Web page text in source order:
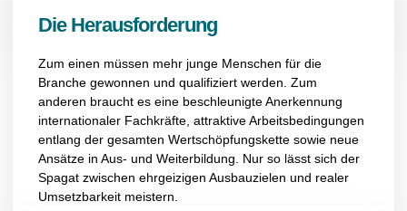
Die Herausforderung
Zum einen müssen mehr junge Menschen für die
Branche gewonnen und qualifiziert werden. Zum
anderen braucht es eine beschleunigte Anerkennung
internationaler Fachkräfte, attraktive Arbeitsbedingungen
entlang der gesamten Wertschöpfungskette sowie neue
Ansätze in Aus- und Weiterbildung. Nur so lässt sich der
Spagat zwischen ehrgeizigen Ausbauzielen und realer
Umsetzbarkeit meistern.